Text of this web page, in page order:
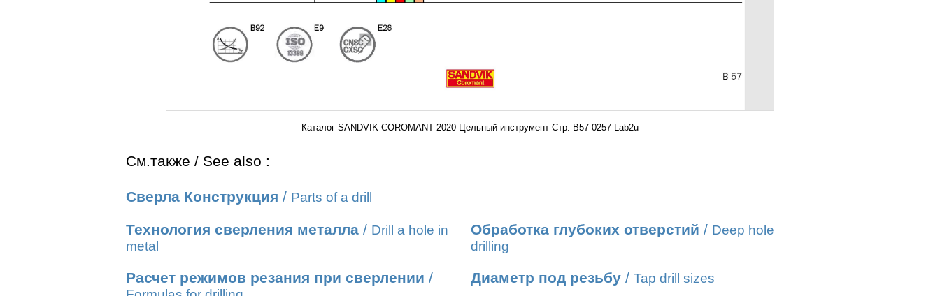
Каталог SANDVIK COROMANT 2020 Цельный инструмент Стр. B57 0257 Lab2u
См.также / See also :
Сверла Конструкция / Parts of a drill
Технология сверления металла / Drill a hole in
metal
Обработка глубоких отверстий / Deep hole
drilling
Расчет режимов резания при сверлении / Диаметр под резьбу / Tap drill sizes